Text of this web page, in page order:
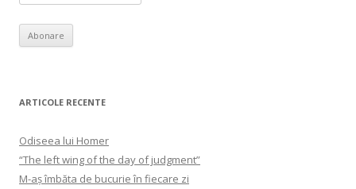
ARTICOLE RECENTE
Odiseea lui Homer
“The left wing of the day of judgment”
M-aș îmbăta de bucurie în fiecare zi